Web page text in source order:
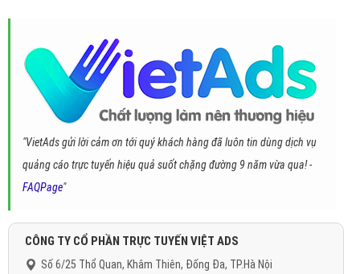
"VietAds gửi lời cảm ơn tới quý khách hàng đã luôn tin dùng dịch vụ
quảng cáo trực tuyến hiệu quả suốt chặng đường 9 năm vừa qua! -
FAQPage"
CÔNG TY CỔ PHẦN TRỰC TUYẾN VIỆT ADS
Số 6/25 Thổ Quan, Khâm Thiên, Đống Đa, TP.Hà Nội